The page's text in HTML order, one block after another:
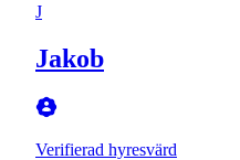
J
Jakob
Verifierad hyresvärd